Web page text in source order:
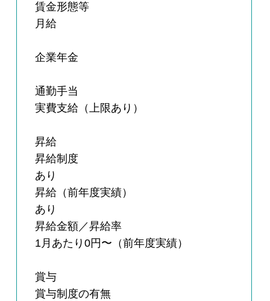
賃金形態等
月給
企業年金
通勤手当
実費支給（上限あり）
昇給
昇給制度
あり
昇給（前年度実績）
あり
昇給金額／昇給率
1月あたり0円〜（前年度実績）
賞与
賞与制度の有無